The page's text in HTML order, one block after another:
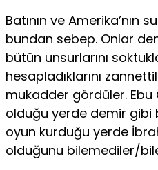
Batının ve Amerika’nın
bundan sebep. Onlar
bütün unsurlarını
hesapladıklarını
mukadder gördüler. Ebu
olduğu yerde demir gibi
oyun kurduğu yerde
olduğunu bilemediler/